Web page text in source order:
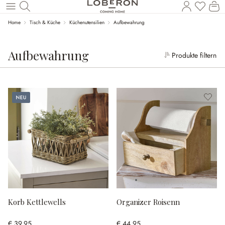
Zum Hauptinhalt springen
Home Tisch & Küche Küchenutensilien Aufbewahrung
Aufbewahrung Produkte filtern
Neu
Korb Kettlewells Organizer Roisenn